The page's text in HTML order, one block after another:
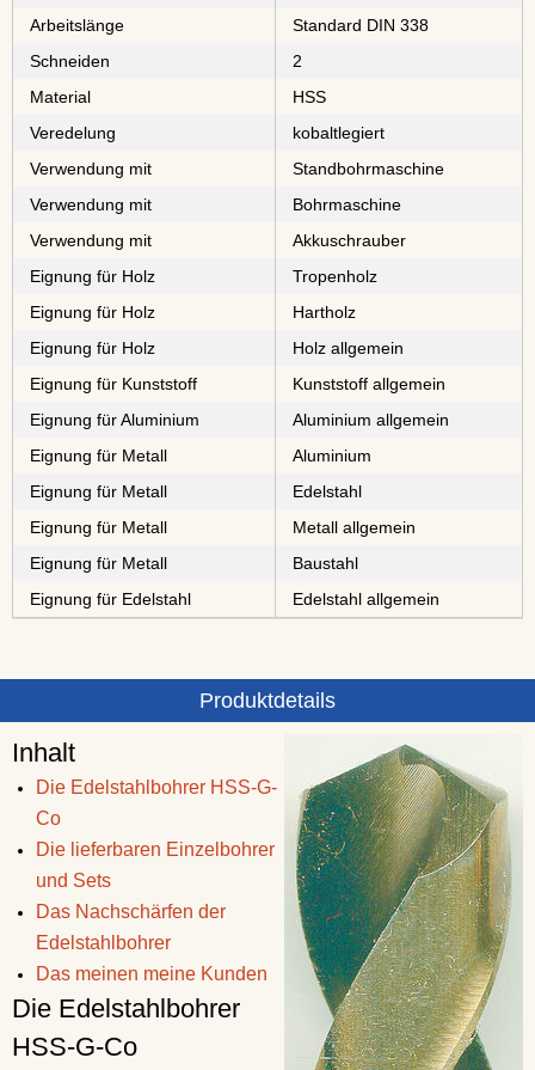
Arbeitslänge
Standard DIN 338
Schneiden
2
Material
⁠⁠⁠⁠⁠⁠HSS
Veredelung
kobaltlegiert
Verwendung mit
Standbohrmaschine
Verwendung mit
Bohrmaschine
Verwendung mit
Akkuschrauber
Eignung für Holz
⁠⁠⁠⁠⁠Tropenholz
Eignung für Holz
⁠⁠⁠Hartholz
Eignung für Holz
Holz allgemein
Eignung für Kunststoff
Kunststoff allgemein
Eignung für Aluminium
Aluminium allgemein
Eignung für Metall
⁠⁠⁠Aluminium
Eignung für Metall
⁠⁠⁠⁠⁠⁠⁠⁠Edelstahl
Eignung für Metall
Metall allgemein
Eignung für Metall
⁠⁠⁠⁠⁠⁠Baustahl
Eignung für Edelstahl
Edelstahl allgemein
Produktdetails
Inhalt
Die Edelstahlbohrer HSS-G-
Co
Die lieferbaren Einzelbohrer
und Sets
Das Nachschärfen der
Edelstahlbohrer
Das meinen meine Kunden
Die Edelstahlbohrer
HSS-G-Co